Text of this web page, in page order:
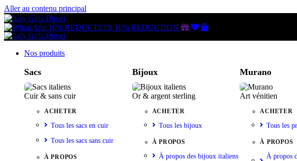
Aller au contenu principal
10% REDUCTION 10% REDUCTION Gutscheine
Wunschliste
Warenkorb
Nos produits
Sacs
Cuir & sans cuir
ACHETER
Tous les sacs en cuir
Tous les sacs sans cuir
À PROPOS
Bijoux
Or & argent sterling
ACHETER
Tous les bijoux
À PROPOS
À propos des bijoux italiens
Murano
Art vénitien
ACHETER
Tous les
À PROPOS
À propos